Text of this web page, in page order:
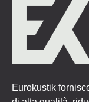
Eurokustik